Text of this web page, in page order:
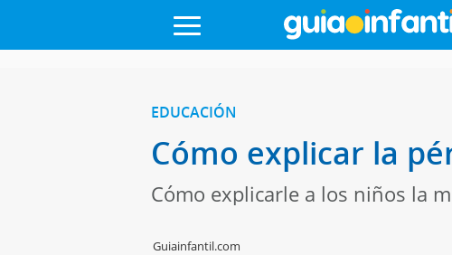
EDUCACIÓN
Cómo explicar la
Cómo explicarle a los niños la
Guiainfantil.com